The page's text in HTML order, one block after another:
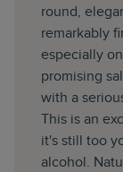
round,
remarkably
especially
promising
with a
This is an
it's still too
alcohol.